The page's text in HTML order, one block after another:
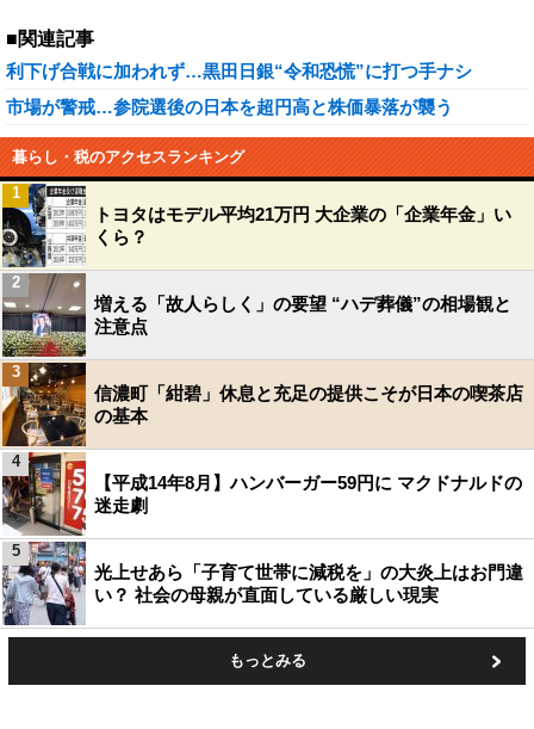
■関連記事
利下げ合戦に加われず…黒田日銀“令和恐慌”に打つ手ナシ
市場が警戒…参院選後の日本を超円高と株価暴落が襲う
暮らし・税のアクセスランキング
トヨタはモデル平均21万円 大企業の「企業年金」い
くら？
1
増える「故人らしく」の要望 “ハデ葬儀”の相場観と
注意点
2
信濃町「紺碧」休息と充足の提供こそが日本の喫茶店
の基本
3
【平成14年8月】ハンバーガー59円に マクドナルドの
迷走劇
4
光上せあら「子育て世帯に減税を」の大炎上はお門違
い？ 社会の母親が直面している厳しい現実
5
もっとみる